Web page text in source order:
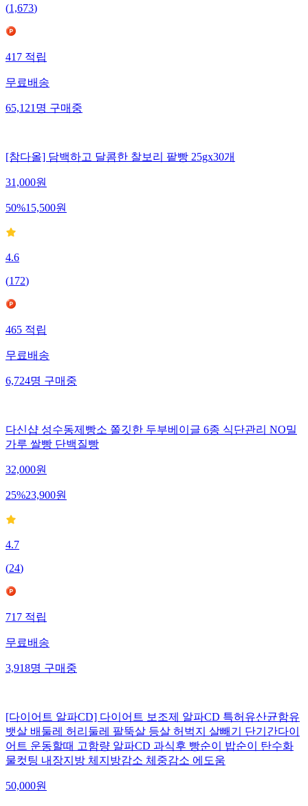
(1,673)
417적립
무료배송
65,121명구매중
[참다올] 담백하고 달콤한 찰보리 팥빵 25gx30개
31,000원
50%15,500원
4.6
(172)
465적립
무료배송
6,724명구매중
다신샵 성수동제빵소 쫄깃한 두부베이글 6종 식단관리 NO밀
가루 쌀빵 단백질빵
32,000원
25%23,900원
4.7
(24)
717적립
무료배송
3,918명구매중
[다이어트 알파CD] 다이어트 보조제 알파CD 특허유산균함유
뱃살 배둘레 허리둘레 팔뚝살 등살 허벅지 살빼기 단기간다이
어트 운동할때 고함량 알파CD 과식후 빵순이 밥순이 탄수화
물컷팅 내장지방 체지방감소 체중감소 에도움
50,000원